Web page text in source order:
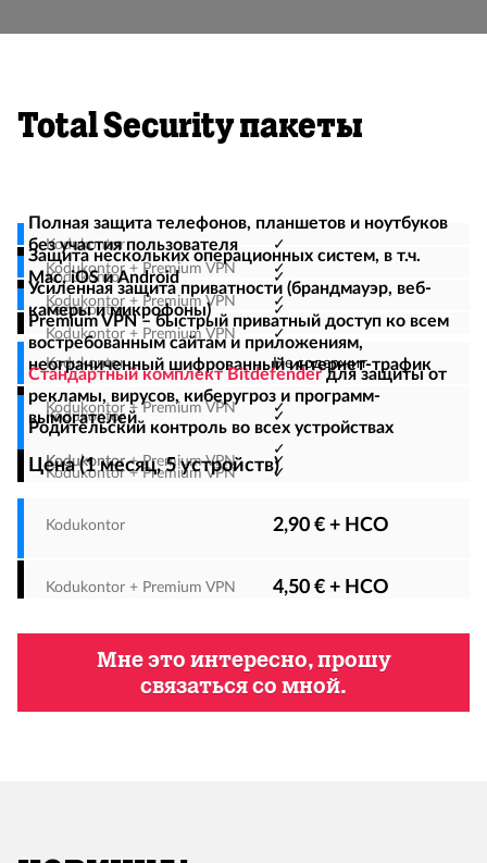
Total Security пакеты
Полная защита телефонов, планшетов и ноутбуков
без участия пользователя
✓
✓
Защита нескольких операционных систем, в т.ч.
Mac, iOS и Android
✓
✓
Усиленная защита приватности (брандмауэр, веб-
камеры и микрофоны)
✓
✓
Premium VPN – быстрый приватный доступ ко всем
востребованным сайтам и приложениям,
неограниченный шифрованный интернет-трафик
Не содержит
✓
Стандартный комплект Bitdefenderдля защиты от
рекламы, вирусов, киберугроз и программ-
вымогателей
✓
✓
Родительский контроль во всех устройствах
✓
✓
Цена (1 месяц, 5 устройств)
2,90 € + НСО
4,50 € + НСО
Мне это интересно, прошу
связаться со мной.